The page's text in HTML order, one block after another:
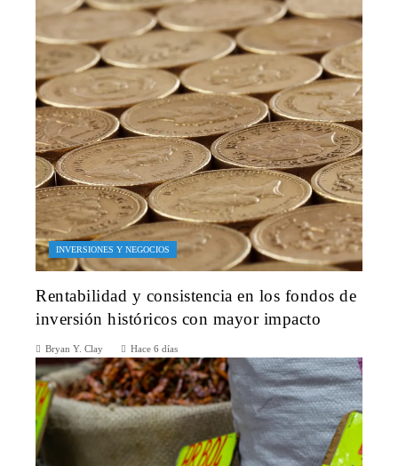
INVERSIONES Y NEGOCIOS
Rentabilidad y consistencia en los fondos de
inversión históricos con mayor impacto
Bryan Y. Clay Hace 6 días